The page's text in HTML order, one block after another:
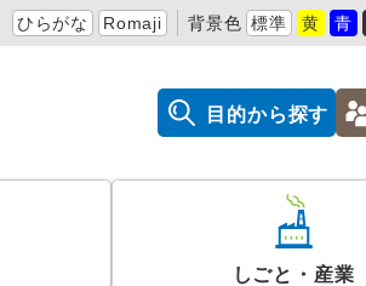
ひらがな Romaji 背景色 標準 黄 青
目的から探す
しごと・産業